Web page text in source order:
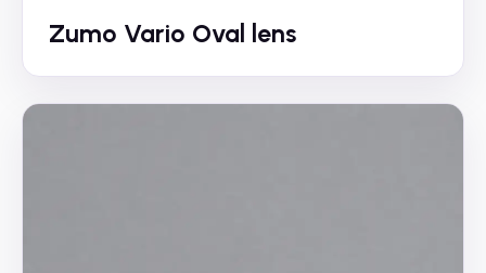
Zumo Vario Oval lens